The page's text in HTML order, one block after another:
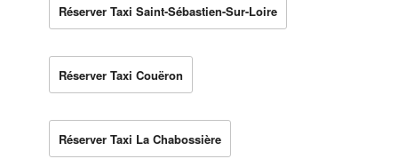
Réserver Taxi Saint-Sébastien-Sur-Loire
Réserver Taxi Couëron
Réserver Taxi La Chabossière